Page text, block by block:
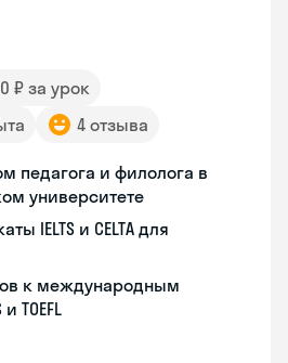
₽ за урок
4 отзыва
педагога и филолога в
университете
IELTS и CELTA для
к международным
TOEFL